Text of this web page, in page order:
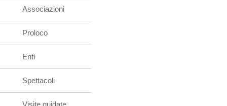
Associazioni
Proloco
Enti
Spettacoli
Visite guidate